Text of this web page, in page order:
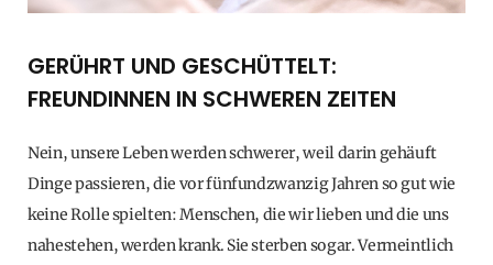
GERÜHRT UND GESCHÜTTELT:
FREUNDINNEN IN SCHWEREN ZEITEN
Nein, unsere Leben werden schwerer, weil darin gehäuft
Dinge passieren, die vor fünfundzwanzig Jahren so gut wie
keine Rolle spielten: Menschen, die wir lieben und die uns
nahestehen, werden krank. Sie sterben sogar. Vermeintlich